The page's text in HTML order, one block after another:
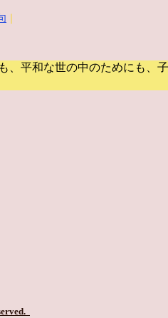
、平和な世の中のためにも、